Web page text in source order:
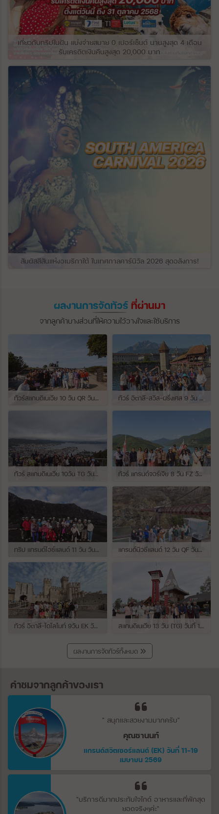
Kura (Mtkvari) และแม่น้ำสาขาอื่นๆ ทางใต้
ของดินแดนจอร์เจียมีทิวเขาและที่ราบสูงคอ
เคซัส ซึ่งสูงกว่าที่ราบชายฝั่งที่แคบและเป็นแอ่ง
น้ำไปถึงระดับความสูง 10,830 ฟุตบนยอดเขา
Didi-Abuli เนื่องจากมีแนวกั้นของเทือกเขา
คอเคซัสที่ปกป้องจอร์เจียจากอากาศเย็นจาก
ทางเหนือ ในขณะที่เปิดรับอิทธิพลของอากาศที่
อบอุ่นและชื้นจากทะเลดำอย่างต่อเนื่อง
จอร์เจียตะวันตกมีภูมิอากาศแบบกึ่งเขตร้อน
ชื้นแบบกึ่งเขตร้อน ในขณะที่จอร์เจียตะวันออก
มีภูมิอากาศหลากหลายตั้งแต่แบบชื้นปานกลาง
ไปจนถึงแบบกึ่งเขตร้อนแบบแห้ง
เที่ยวกับทริปในฝัน แบ่งจ่ายสบาย 0 เปอร์เซ็นต์ นานสูงสุด 4 เดือน
รับเครดิตเงินคืนสูงสุด 20,000 บาท
สัมผัสสีสันแห่งอเมริกาใต้ ในเทศกาลคาร์นิวัล 2026 สุดอลังการ!
ผลงานการจัดทัวร์ ที่ผ่านมา
จากลูกค้าบางส่วนที่ให้ความไว้วางใจและใช้บริการ
ทัวร์สแกนดิเนเวีย 10 วัน QR วันที่ 23 กรกฏาคม - 01 สิงหาคม 2569 เดินทางกับไกด์พี่จุ้ย และ พี่กั้ง ทัวร์ อิตาลี-สวิส-ฝรั่งเศส 9 วัน QR วันที่ 24 กรกฏาคม - 01 สิงหาคม 2569 เดินทางกับไกด์พี่เช
ทัวร์ สแกนดิเนเวีย 10วัน TG วันที่ 24 กรกฏาคม - 02 สิงหาคม 2569 เดินทางกับไกด์พี่ยอร์ช ทัวร์ แกรนด์จอร์เจีย 8 วัน FZ วันที่ 26 กรกฎาคม - 02 สิงหาคม 2569 เดินทางกับไกด์พี่โจ๊ก
ทริป แกรนด์ไอซ์แลนด์ 11 วัน วันที่ 25 กรกฏาคม - 04 สิงหาคม 2569 เดินทางกับไกด์พี่เปิ้ล แกรนด์นิวซีแลนด์ 12 วัน QF วันที่ 22 กรกฎาคม - 3 สิงหาคม 2569 เดินทางกับไกด์พี่โจ้
ทัวร์ อิตาลี-โดโลไมท์ 9วัน EK วันที่ 21 - 29 กรกฏาคม 2569 เดินทางกับไกด์พี่หนุ่ม สแกนดิเนเวีย 13 วัน (TG) วันที่ 10-22 กรกฏาคม 2569 เดินทางกับไกด์พี่เต้ย
ผลงานการจัดทัวร์ทั้งหมด
คำชมจากลูกค้าของเรา
" สนุกและสวยงามมากครับ"
คุณชานนท์
แกรนด์สวิตเซอร์แลนด์ (EK) วันที่ 11-19
เมษายน 2569
"บริการดีมากประทับใจไกด์ อาหารและที่พักสุด
ยอดจริงๆค่ะ"